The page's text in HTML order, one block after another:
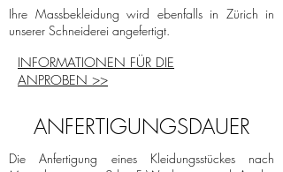
Ihre Massbekleidung wird ebenfalls in Zürich in
unserer Schneiderei angefertigt.
INFORMATIONEN FÜR DIE
ANPROBEN >>
ANFERTIGUNGSDAUER
Die Anfertigung eines Kleidungsstückes nach